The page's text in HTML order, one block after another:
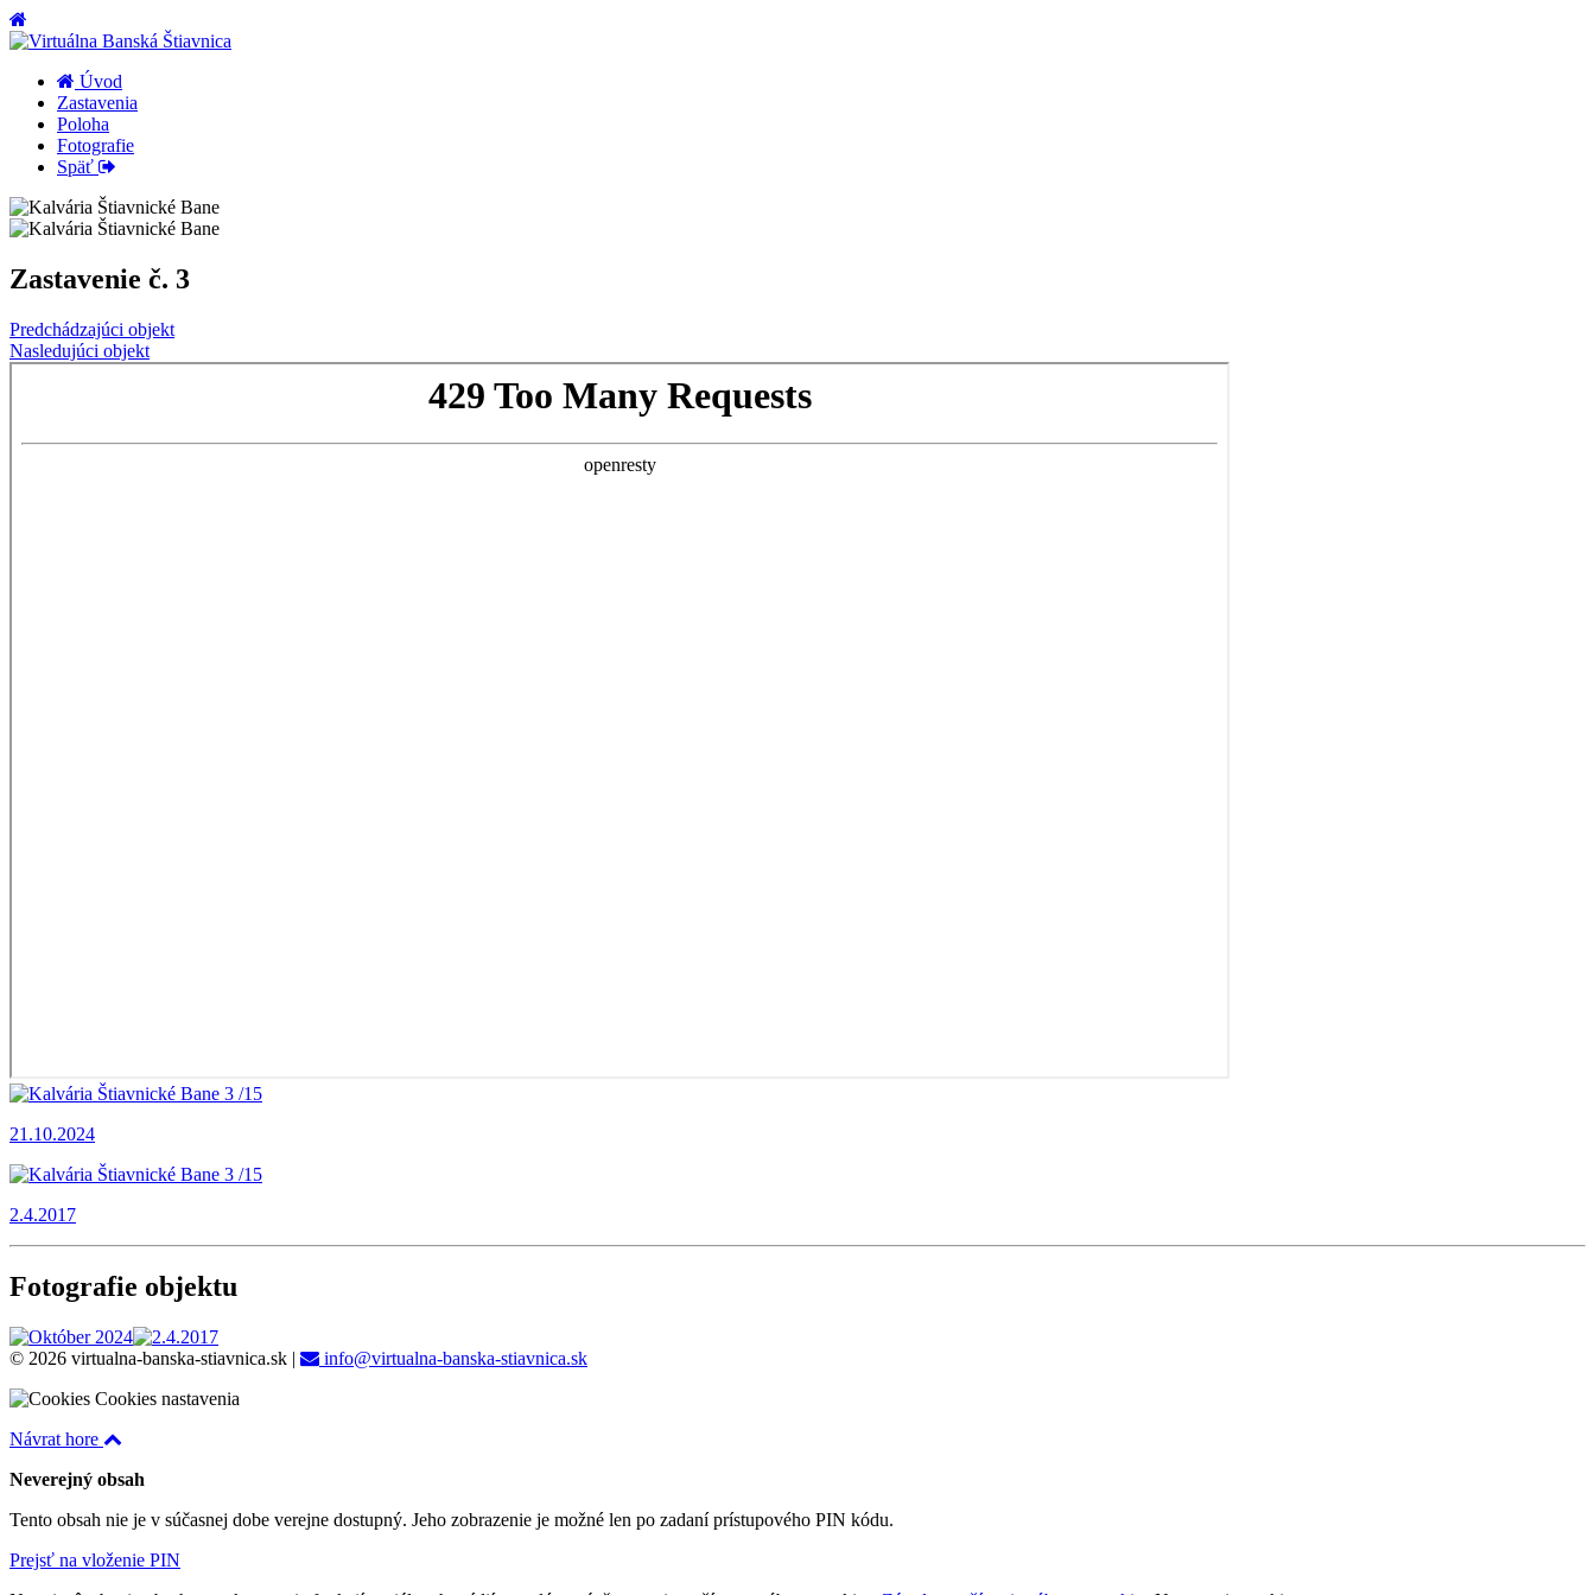
Úvod
Zastavenia
Poloha
Fotografie
Späť
Zastavenie č. 3
Predchádzajúci objekt
Nasledujúci objekt
21.10.2024
2.4.2017
Fotografie objektu
© 2026 virtualna-banska-stiavnica.sk |
info@virtualna-banska-stiavnica.sk
Cookies nastavenia
Návrat hore
Neverejný obsah
Tento obsah nie je v súčasnej dobe verejne dostupný. Jeho zobrazenie je možné len po zadaní prístupového PIN kódu.
Prejsť na vloženie PIN